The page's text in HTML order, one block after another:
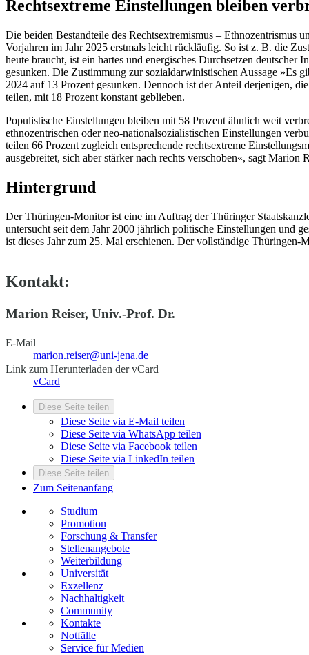
Rechtsextreme Einstellungen bleiben
Die beiden Bestandteile des Rechtsextremismus – Ethnozentrismus
Vorjahren im Jahr 2025 erstmals leicht rückläufig. So ist z. B. die
heute braucht, ist ein hartes und energisches Durchsetzen deutscher
gesunken. Die Zustimmung zur sozialdarwinistischen Aussage »Es
2024 auf 13 Prozent gesunken. Dennoch ist der Anteil derjenigen,
teilen, mit 18 Prozent konstant geblieben.
Populistische Einstellungen bleiben mit 58 Prozent ähnlich weit
ethnozentrischen oder neo-nationalsozialistischen Einstellungen
teilen 66 Prozent zugleich entsprechende rechtsextreme
ausgebreitet, sich aber stärker nach rechts verschoben«, sagt Marion
Hintergrund
Der Thüringen-Monitor ist eine im Auftrag der Thüringer
untersucht seit dem Jahr 2000 jährlich politische Einstellungen und
ist dieses Jahr zum 25. Mal erschienen. Der vollständige Thüringen-
Kontakt:
Marion Reiser, Univ.-Prof. Dr.
E-Mail
marion.reiser@uni-jena.de
Link zum Herunterladen der vCard
vCard
Diese Seite teilen
Diese Seite via E-Mail teilen
Diese Seite via WhatsApp teilen
Diese Seite via Facebook teilen
Diese Seite via LinkedIn teilen
Diese Seite teilen
Zum Seitenanfang
Studium
Promotion
Forschung & Transfer
Stellenangebote
Weiterbildung
Universität
Exzellenz
Nachhaltigkeit
Community
Kontakte
Notfälle
Service für Medien